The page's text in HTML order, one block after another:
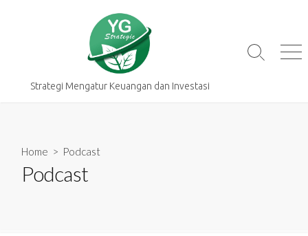
Strategi Mengatur Keuangan dan Investasi
Search
Home > Podcast
Podcast